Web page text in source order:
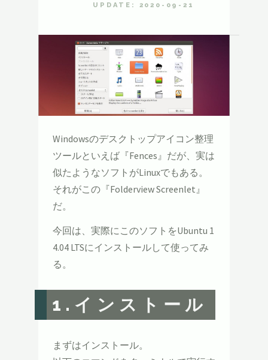
UPDATE: 2020-09-21
Windowsのデスクトップアイコン整理
ツールといえば『Fences』だが、実は
似たようなソフトがLinuxでもある。
それがこの『Folderview Screenlet』
だ。
今回は、実際にこのソフトをUbuntu 1
4.04 LTSにインストールして使ってみ
る。
1.インストール
まずはインストール。